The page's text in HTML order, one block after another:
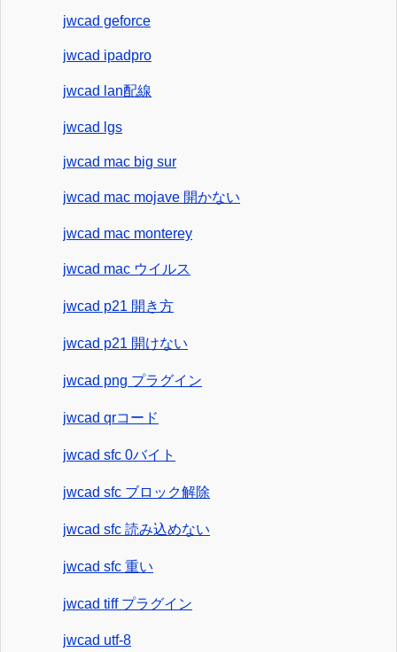
jwcad geforce
jwcad ipadpro
jwcad lan配線
jwcad lgs
jwcad mac big sur
jwcad mac mojave 開かない
jwcad mac monterey
jwcad mac ウイルス
jwcad p21 開き方
jwcad p21 開けない
jwcad png プラグイン
jwcad qrコード
jwcad sfc 0バイト
jwcad sfc ブロック解除
jwcad sfc 読み込めない
jwcad sfc 重い
jwcad tiff プラグイン
jwcad utf-8